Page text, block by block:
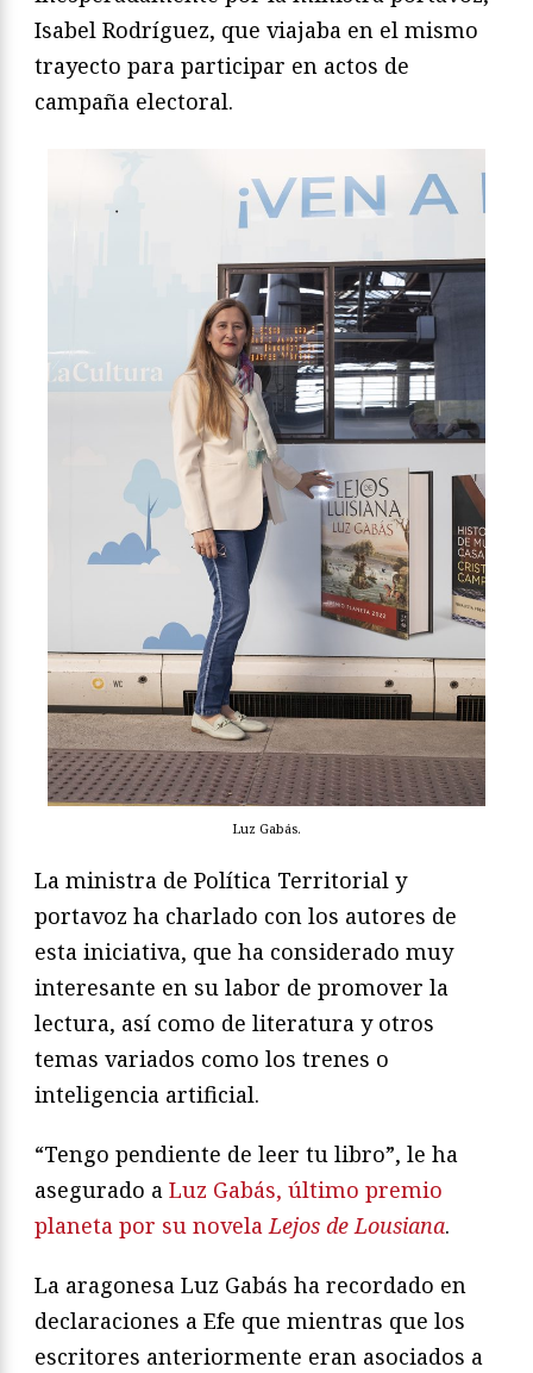
Isabel Rodríguez, que viajaba en el mismo
trayecto para participar en actos de
campaña electoral.
Luz Gabás.
La ministra de Política Territorial y
portavoz ha charlado con los autores de
esta iniciativa, que ha considerado muy
interesante en su labor de promover la
lectura, así como de literatura y otros
temas variados como los trenes o
inteligencia artificial.
“Tengo pendiente de leer tu libro”, le ha
asegurado a Luz Gabás, último premio
planeta por su novelaLejos de Lousiana.
La aragonesa Luz Gabás ha recordado en
declaraciones a Efe que mientras que los
escritores anteriormente eran asociados a